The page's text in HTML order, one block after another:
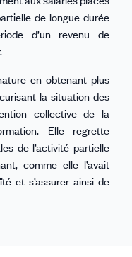
de longue durée
d’un revenu de
en obtenant plus
la situation des
collective de la
Elle regrette
de l’activité partielle
comme elle l’avait
et s’assurer ainsi de